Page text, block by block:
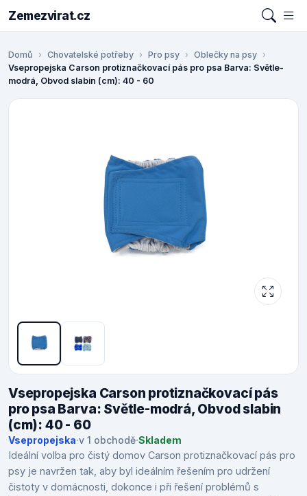
Zemezvirat.cz
Domů Chovatelské potřeby Pro psy
Oblečky na psy
Vsepropejska Carson protiznačkovací pás pro psa Barva: Světle-
modrá, Obvod slabin (cm): 40 - 60
Vsepropejska Carson protiznačkovací pás
pro psa Barva: Světle-modrá, Obvod slabin
(cm): 40 - 60
Vsepropejska·v 1 obchodě·Skladem
Ideální volba pro čistý domov Carson protiznačkovací pás pro
psy je navržen tak, aby byl ideálním řešením pro udržení
čistoty v domácnosti, dokonce i při řešení problémů s